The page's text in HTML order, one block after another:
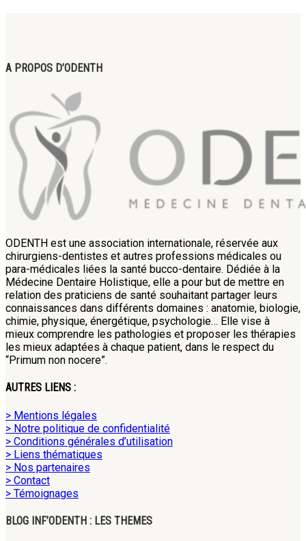
A PROPOS D’ODENTH
ODENTH est une association internationale, réservée aux
chirurgiens-dentistes et autres professions médicales ou
para-médicales liées la santé bucco-dentaire. Dédiée à la
Médecine Dentaire Holistique, elle a pour but de mettre en
relation des praticiens de santé souhaitant partager leurs
connaissances dans différents domaines : anatomie, biologie,
chimie, physique, énergétique, psychologie… Elle vise à
mieux comprendre les pathologies et proposer les thérapies
les mieux adaptées à chaque patient, dans le respect du
“Primum non nocere”.
AUTRES LIENS :
> Mentions légales
> Notre politique de confidentialité
> Conditions générales d’utilisation
> Liens thématiques
> Nos partenaires
> Contact
> Témoignages
BLOG INF’ODENTH : LES THEMES